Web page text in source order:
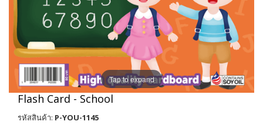
Tap to expand
Flash Card - School
รหัสสินค้า: P-YOU-1145